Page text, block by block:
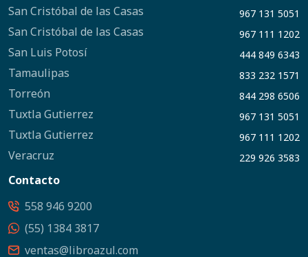
San Cristóbal de las Casas 967 131 5051
San Cristóbal de las Casas 967 111 1202
San Luis Potosí 444 849 6343
Tamaulipas 833 232 1571
Torreón 844 298 6506
Tuxtla Gutierrez 967 131 5051
Tuxtla Gutierrez 967 111 1202
Veracruz 229 926 3583
Contacto
558 946 9200
(55) 1384 3817
ventas@libroazul.com